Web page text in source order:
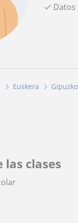
Euskera
las clases